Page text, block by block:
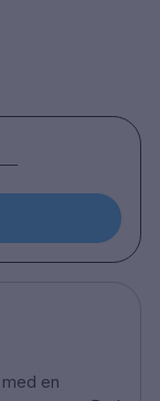
var
dager før
link fra
en
og 15:00
en